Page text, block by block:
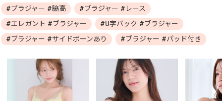
#ブラジャー #脇高
#ブラジャー #レース
#エレガント #ブラジャー
#U字バック #ブラジャー
#ブラジャー #サイドボーンあり
#ブラジャー #パッド付き